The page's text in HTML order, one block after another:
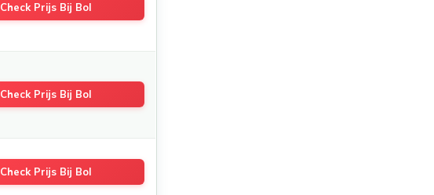
Check Prijs Bij Bol
Check Prijs Bij Bol
Check Prijs Bij Bol